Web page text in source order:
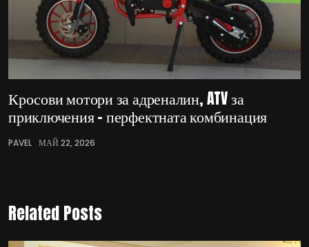
Кросови мотори за адреналин, ATV за
приключения – перфектната комбинация
PAVEL МАЙ 22, 2026
Related Posts